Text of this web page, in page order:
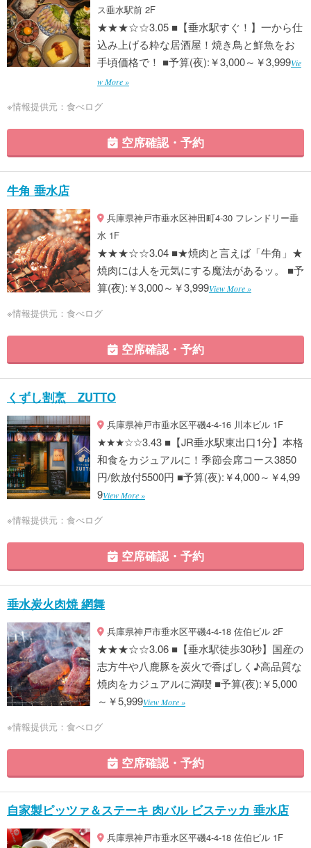
ス垂水駅前 2F
★★★☆☆3.05 ■【垂水駅すぐ！】一から仕
込み上げる粋な居酒屋！焼き鳥と鮮魚をお
手頃価格で！ ■予算(夜):￥3,000～￥3,999Vie
w More »
※情報提供元：食べログ
空席確認・予約
牛角 垂水店
兵庫県神戸市垂水区神田町4-30 フレンドリー垂
水 1F
★★★☆☆3.04 ■★焼肉と言えば「牛角」★
焼肉には人を元気にする魔法があるッ。 ■予
算(夜):￥3,000～￥3,999View More »
※情報提供元：食べログ
空席確認・予約
くずし割烹 ZUTTO
兵庫県神戸市垂水区平磯4-4-16 川本ビル 1F
★★★☆☆3.43 ■【JR垂水駅東出口1分】本格
和食をカジュアルに！季節会席コース3850
円/飲放付5500円 ■予算(夜):￥4,000～￥4,99
9View More »
※情報提供元：食べログ
空席確認・予約
垂水炭火肉焼 網舞
兵庫県神戸市垂水区平磯4-4-18 佐伯ビル 2F
★★★☆☆3.06 ■【垂水駅徒歩30秒】国産の
志方牛や八鹿豚を炭火で香ばしく♪高品質な
焼肉をカジュアルに満喫 ■予算(夜):￥5,000
～￥5,999View More »
※情報提供元：食べログ
空席確認・予約
自家製ピッツァ＆ステーキ 肉バル ビステッカ 垂水店
兵庫県神戸市垂水区平磯4-4-18 佐伯ビル 1F